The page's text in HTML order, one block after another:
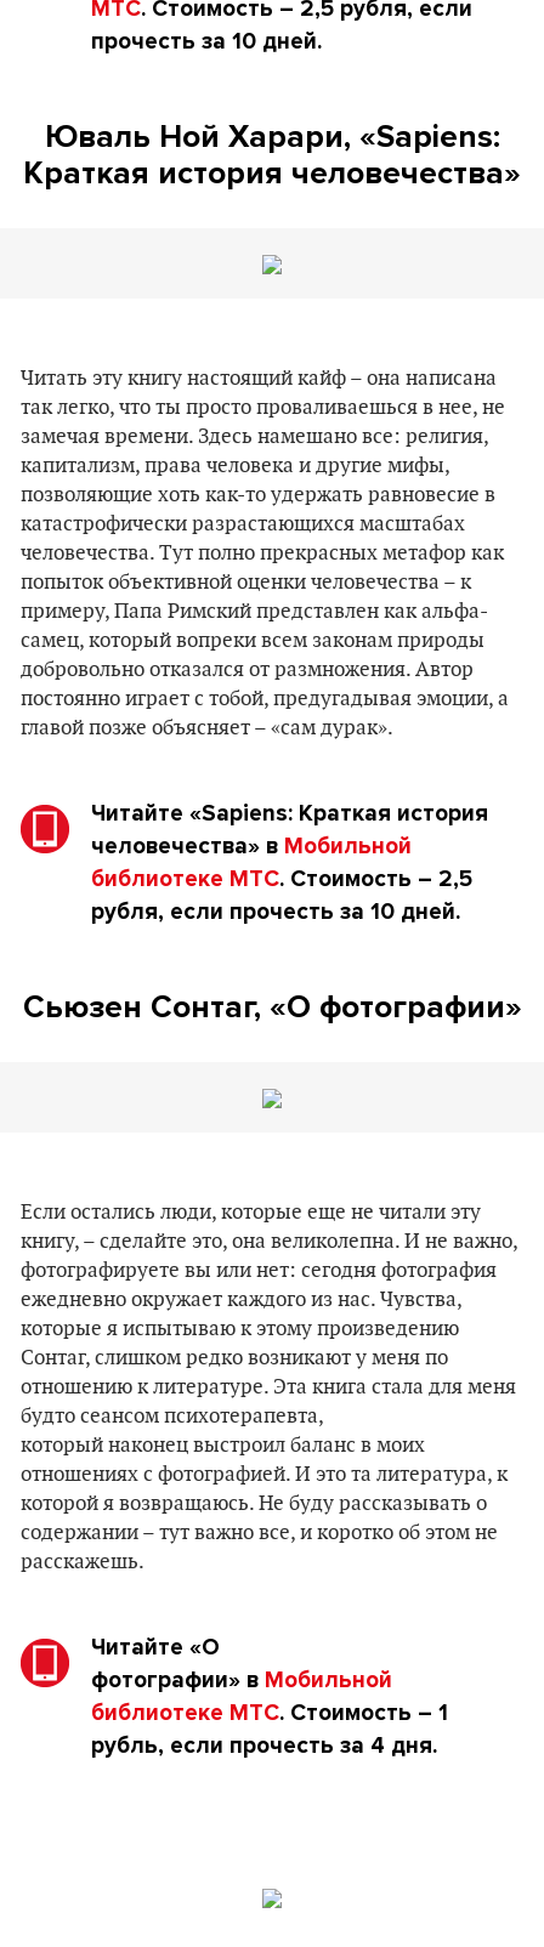
МТС. Стоимость – 2,5 рубля, если
прочесть за 10 дней.
Юваль Ной Харари, «Sapiens:
Краткая история человечества»
Читать эту книгу настоящий кайф – она написана
так легко, что ты просто проваливаешься в нее, не
замечая времени. Здесь намешано все: религия,
капитализм, права человека и другие мифы,
позволяющие хоть как-то удержать равновесие в
катастрофически разрастающихся масштабах
человечества. Тут полно прекрасных метафор как
попыток объективной оценки человечества – к
примеру, Папа Римский представлен как альфа-
самец, который вопреки всем законам природы
добровольно отказался от размножения. Автор
постоянно играет с тобой, предугадывая эмоции, а
главой позже объясняет – «сам дурак».
Читайте «Sapiens: Краткая история
человечества» в Мобильной
библиотеке МТС. Стоимость – 2,5
рубля, если прочесть за 10 дней.
Сьюзен Сонтаг, «О фотографии»
Если остались люди, которые еще не читали эту
книгу, – сделайте это, она великолепна. И не важно,
фотографируете вы или нет: сегодня фотография
ежедневно окружает каждого из нас. Чувства,
которые я испытываю к этому произведению
Сонтаг, слишком редко возникают у меня по
отношению к литературе. Эта книга стала для меня
будто сеансом психотерапевта,
который наконец выстроил баланс в моих
отношениях с фотографией. И это та литература, к
которой я возвращаюсь. Не буду рассказывать о
содержании – тут важно все, и коротко об этом не
расскажешь.
Читайте «О
фотографии» в Мобильной
библиотеке МТС. Стоимость – 1
рубль, если прочесть за 4 дня.